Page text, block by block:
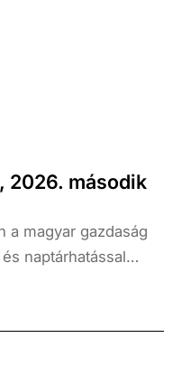
2026. második
a magyar gazdaság
naptárhatással
képest 0,4